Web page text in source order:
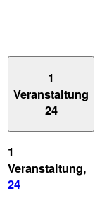
1
Veranstaltung
24
1
Veranstaltung,
24